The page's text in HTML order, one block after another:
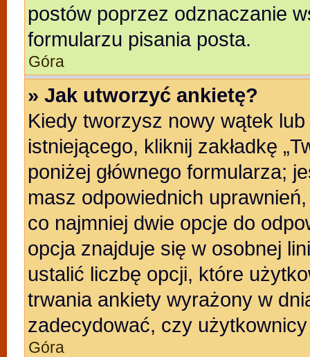
postów poprzez odznaczanie
formularzu pisania posta.
Góra
» Jak utworzyć ankietę?
Kiedy tworzysz nowy wątek
istniejącego, kliknij zakładkę
poniżej głównego formularza;
masz odpowiednich
co najmniej dwie opcje do
opcja znajduje się w osobnej
ustalić liczbę opcji, które
trwania ankiety wyrażony w
zadecydować, czy
Góra